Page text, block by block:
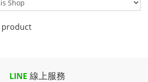
product
LINE 線上服務